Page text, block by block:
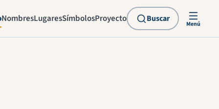
NombresLugaresSímbolosProyecto Buscar
Menú